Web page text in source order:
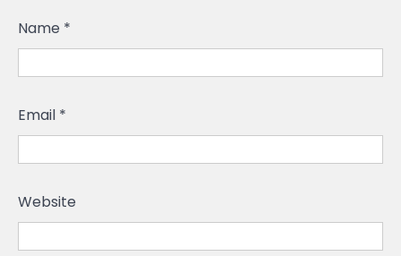
Name *
Email *
Website